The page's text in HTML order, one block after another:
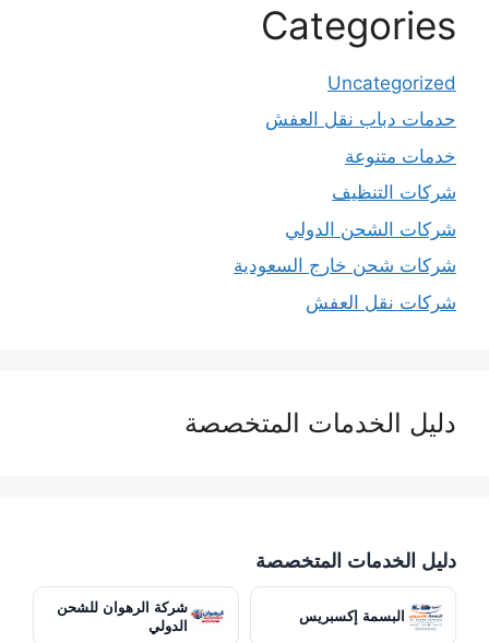
Categories
Uncategorized
حدمات دباب نقل العفش
خدمات متنوعة
شركات التنظيف
شركات الشحن الدولي
شركات شحن خارج السعودية
شركات نقل العفش
دليل الخدمات المتخصصة
دليل الخدمات المتخصصة
البسمة إكسبريس
شركة الرهوان للشحن
الدولي